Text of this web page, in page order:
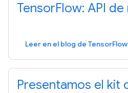
TensorFlow: API
Leer en el blog de TensorFlow
Presentamos el kit